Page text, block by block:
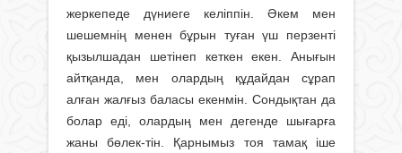
жеркепеде дүниеге келіппін. Әкем мен
шешемнің менен бұрын туған үш перзенті
қызылшадан шетінеп кеткен екен. Анығын
айтқанда, мен олардың құдайдан сұрап
алған жалғыз баласы екенмін. Сондықтан да
болар еді, олардың мен дегенде шығарға
жаны бөлек-тін. Қарнымыз тоя тамақ іше